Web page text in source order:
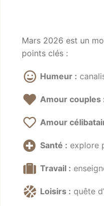
Mars 2026 est un
points clés :
Humeur :
Amour couples
Amour
Santé : explore
Travail :
Loisirs : quête